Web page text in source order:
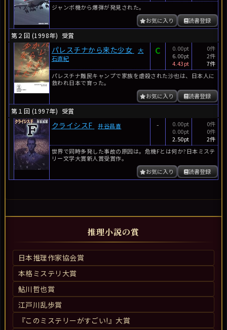
ジャンボ機から爆弾が発見された。
読書登録
お気に入り
第２回 (1998年) 受賞
パレスチナから来た少女
大
石直紀
C
0.00pt
6.00pt
4.43pt
0件
2件
7件
パレスチナ難民キャンプで家族を虐殺された沙也は、日本人に
救われ日本で育った。
読書登録
お気に入り
第１回 (1997年) 受賞
クライシスF 井谷昌喜 -
0.00pt
0.00pt
2.50pt
0件
0件
2件
世界で同時多発した事故の原因は。危機Fとは何か?日本ミステ
リー文学大賞新人賞受賞作。
読書登録
お気に入り
推理小説の賞
日本推理作家協会賞
本格ミステリ大賞
鮎川哲也賞
江戸川乱歩賞
『このミステリーがすごい!』大賞